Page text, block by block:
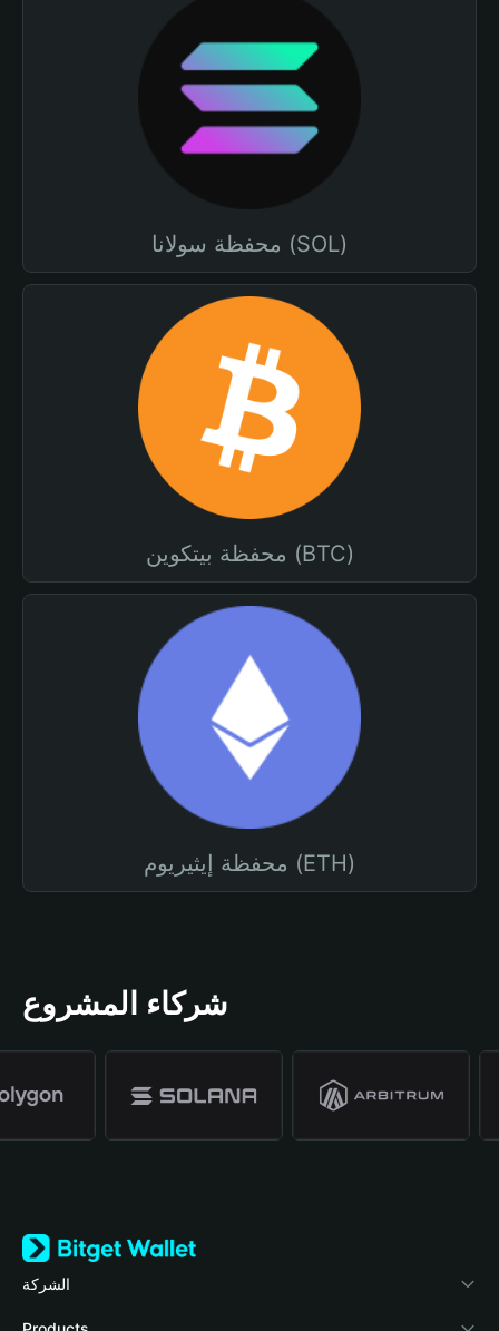
محفظة سولانا (SOL)
محفظة بيتكوين (BTC)
محفظة إيثيريوم (ETH)
شركاء المشروع
الشركة